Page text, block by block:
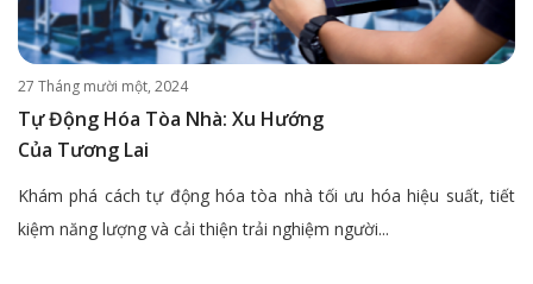
27 Tháng mười một, 2024
Tự Động Hóa Tòa Nhà: Xu Hướng
Của Tương Lai
Khám phá cách tự động hóa tòa nhà tối ưu hóa hiệu suất, tiết
kiệm năng lượng và cải thiện trải nghiệm người...